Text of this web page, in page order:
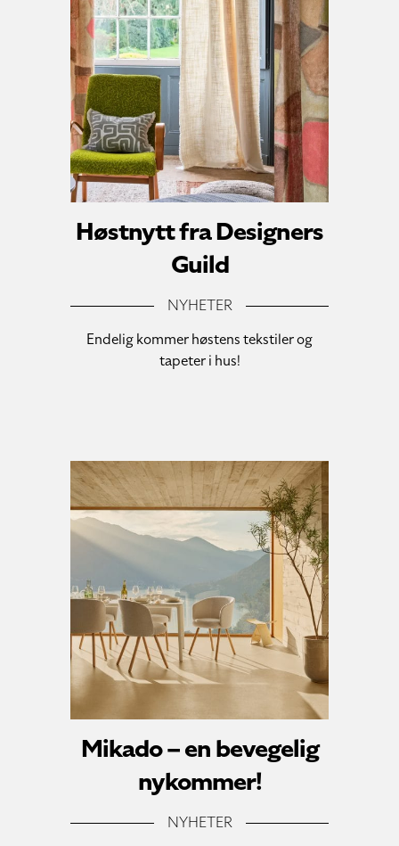
Høstnytt fra Designers
Guild
NYHETER
Endelig kommer høstens tekstiler og
tapeter i hus!
Mikado – en bevegelig
nykommer!
NYHETER